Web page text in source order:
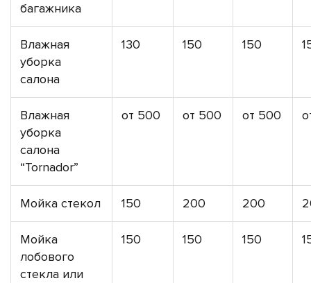
багажника
Влажная
уборка
салона
130 150 150
Влажная
уборка
салона
“Tornador”
от 500 от 500 от 500
Мойка стекол 150 200 200
Мойка
лобового
стекла или
150 150 150